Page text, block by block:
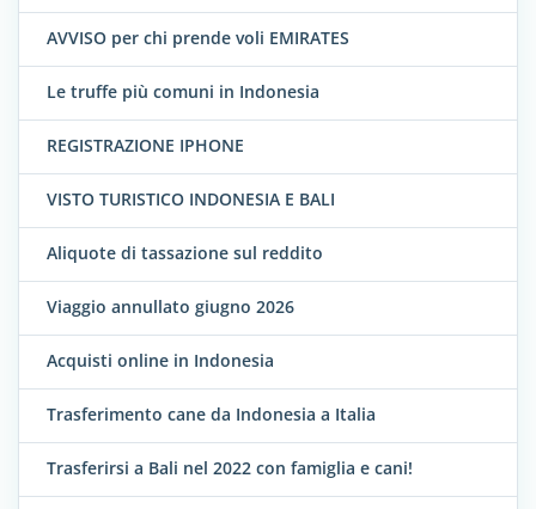
AVVISO per chi prende voli EMIRATES
Le truffe più comuni in Indonesia
REGISTRAZIONE IPHONE
VISTO TURISTICO INDONESIA E BALI
Aliquote di tassazione sul reddito
Viaggio annullato giugno 2026
Acquisti online in Indonesia
Trasferimento cane da Indonesia a Italia
Trasferirsi a Bali nel 2022 con famiglia e cani!